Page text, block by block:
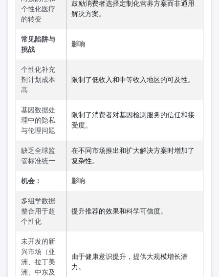
个性化医疗
的转变
鼓励消费者选择定制化营养方案而非通用
解决方案。
常见陷阱与
挑战
影响
个性化补充
剂计划成本
高
限制了低收入和中等收入地区的可及性。
基因数据处
理中的隐私
与伦理问题
限制了消费者对基因检测服务的信任和接
受度。
缺乏全球监
管标准统一
在不同市场推出和扩大解决方案时增加了
复杂性。
机会： 影响
多组学数据
整合用于超
个性化
提升推荐的效果和科学可信度。
未开发的新
兴市场（亚
洲、拉丁美
洲、中东及
由于健康意识提升，提供大规模增长潜
力。